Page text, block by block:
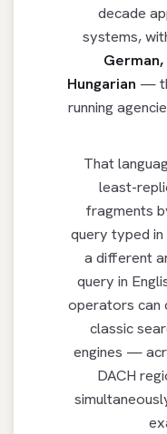
decade
systems,
German,
Hungarian —
running
That
least-
fragments
query typed in
a different
query in
operators can
classic
engines —
DACH